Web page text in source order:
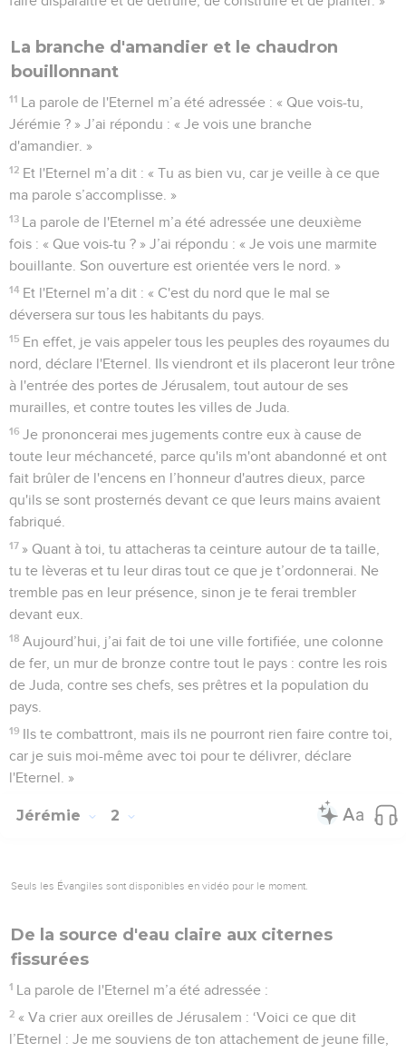
La branche d'amandier et le chaudron
bouillonnant
11 La parole de l'Eternel m’a été adressée : « Que vois-tu,
Jérémie ? » J’ai répondu : « Je vois une branche
d'amandier. »
12 Et l'Eternel m’a dit : « Tu as bien vu, car je veille à ce que
ma parole s’accomplisse. »
13 La parole de l'Eternel m’a été adressée une deuxième
fois : « Que vois-tu ? » J’ai répondu : « Je vois une marmite
bouillante. Son ouverture est orientée vers le nord. »
14 Et l'Eternel m’a dit : « C'est du nord que le mal se
déversera sur tous les habitants du pays.
15 En effet, je vais appeler tous les peuples des royaumes du
nord, déclare l'Eternel. Ils viendront et ils placeront leur trône
à l'entrée des portes de Jérusalem, tout autour de ses
murailles, et contre toutes les villes de Juda.
16 Je prononcerai mes jugements contre eux à cause de
toute leur méchanceté, parce qu'ils m'ont abandonné et ont
fait brûler de l'encens en l’honneur d'autres dieux, parce
qu'ils se sont prosternés devant ce que leurs mains avaient
fabriqué.
17 » Quant à toi, tu attacheras ta ceinture autour de ta taille,
tu te lèveras et tu leur diras tout ce que je t’ordonnerai. Ne
tremble pas en leur présence, sinon je te ferai trembler
devant eux.
18 Aujourd’hui, j’ai fait de toi une ville fortifiée, une colonne
de fer, un mur de bronze contre tout le pays : contre les rois
de Juda, contre ses chefs, ses prêtres et la population du
pays.
19 Ils te combattront, mais ils ne pourront rien faire contre toi,
car je suis moi-même avec toi pour te délivrer, déclare
l'Eternel. »
Jérémie 2
Seuls les Évangiles sont disponibles en vidéo pour le moment.
De la source d'eau claire aux citernes
fissurées
1 La parole de l'Eternel m’a été adressée :
2 « Va crier aux oreilles de Jérusalem : ‘Voici ce que dit
l’Eternel : Je me souviens de ton attachement de jeune fille,